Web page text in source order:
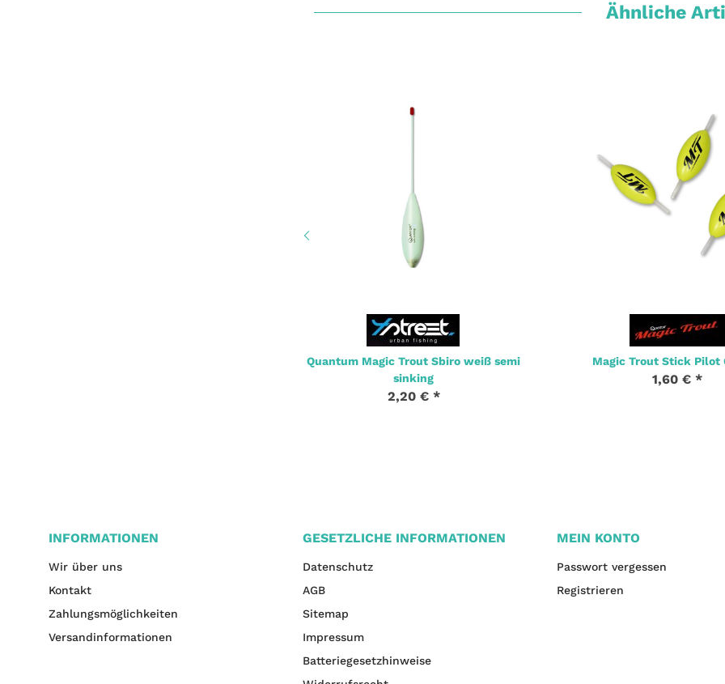
Ähnliche
Quantum Magic Trout Sbiro weiß semi
sinking
2,20 € *
Magic Trout Stick Pilot
1,60 € *
INFORMATIONEN
Wir über uns
Kontakt
Zahlungsmöglichkeiten
Versandinformationen
GESETZLICHE INFORMATIONEN
Datenschutz
AGB
Sitemap
Impressum
Batteriegesetzhinweise
MEIN KONTO
Passwort vergessen
Registrieren